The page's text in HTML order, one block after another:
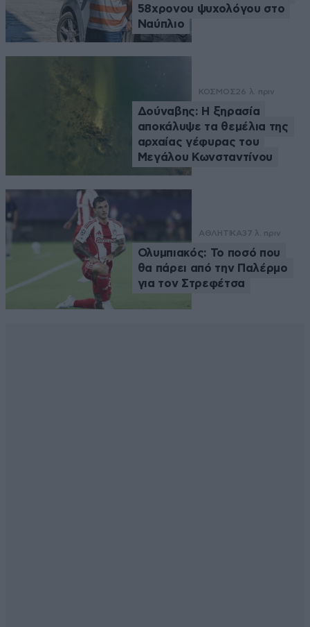
58χρονου ψυχολόγου στο
Ναύπλιο
ΚΟΣΜΟΣ26 λ. πριν
Δούναβης: Η ξηρασία
αποκάλυψε τα θεμέλια της
αρχαίας γέφυρας του
Μεγάλου Κωνσταντίνου
ΑΘΛΗΤΙΚΑ37 λ. πριν
Ολυμπιακός: Το ποσό που
θα πάρει από την Παλέρμο
για τον Στρεφέτσα